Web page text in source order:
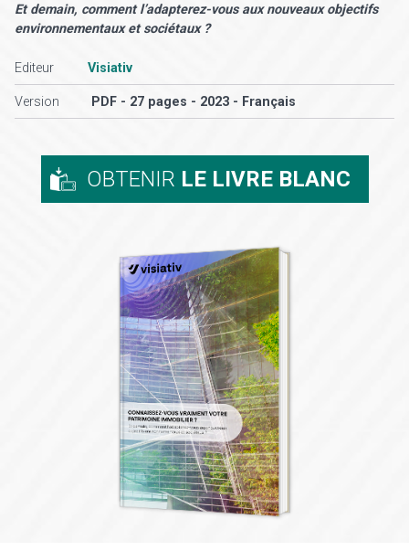
Et demain, comment l’adapterez-vous aux nouveaux objectifs
environnementaux et sociétaux ?
Editeur Visiativ
Version PDF - 27 pages - 2023 - Français
OBTENIR LE LIVRE BLANC